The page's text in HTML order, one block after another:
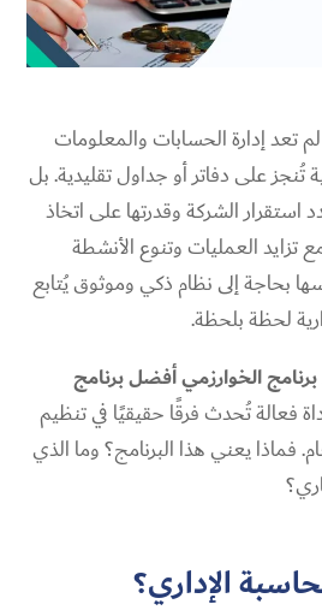
تعد إدارة الحسابات والمعلومات
تُنجز على دفاتر أو جداول تقليدية. بل
الشركة وقدرتها على اتخاذ
تزايد العمليات وتنوع الأنشطة
بحاجة إلى نظام ذكي وموثوق يُتابع
لحظة بلحظة.
برنامج الخوارزمي أفضل برنامج
فعالة تُحدث فرقًا حقيقيًا في تنظيم
فماذا يعني هذا البرنامج؟ وما الذي
الإداري؟